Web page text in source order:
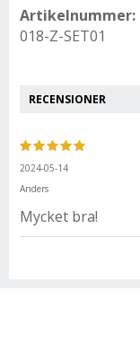
Artikelnummer:
018-Z-SET01
RECENSIONER
2024-05-14
Anders
Mycket bra!